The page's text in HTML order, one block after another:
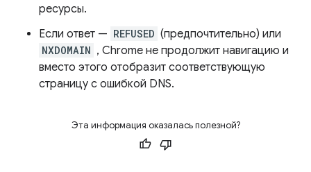
ресурсы.
Если ответ — REFUSED (предпочтительно) или
NXDOMAIN , Chrome не продолжит навигацию и
вместо этого отобразит соответствующую
страницу с ошибкой DNS.
Эта информация оказалась полезной?